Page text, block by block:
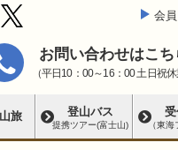
会
お問い合わせはこち
（平日10：00～16：00 土日祝休
旅 登山バス
提携ツアー(富士山) （東海